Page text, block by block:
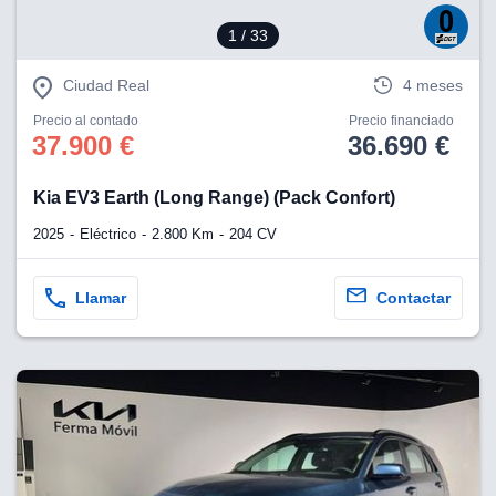
medición
audiencia
1 / 33
Ciudad Real 4 meses
Precio al contado
37.900 €
Precio financiado
36.690 €
Kia EV3 Earth (Long Range) (Pack Confort)
2025 Eléctrico 2.800 Km 204 CV
Llamar Contactar